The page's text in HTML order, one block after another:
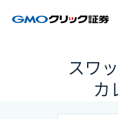
スワ
カ